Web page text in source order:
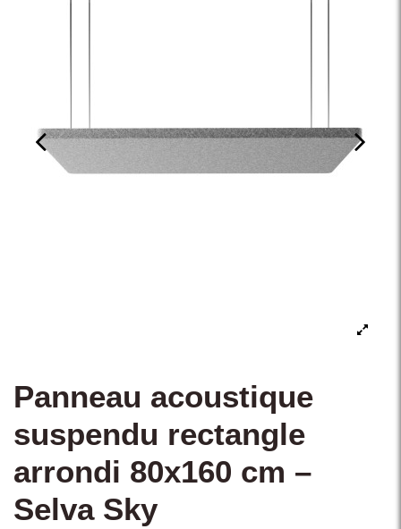
Panneau acoustique
suspendu rectangle
arrondi 80x160 cm –
Selva Sky